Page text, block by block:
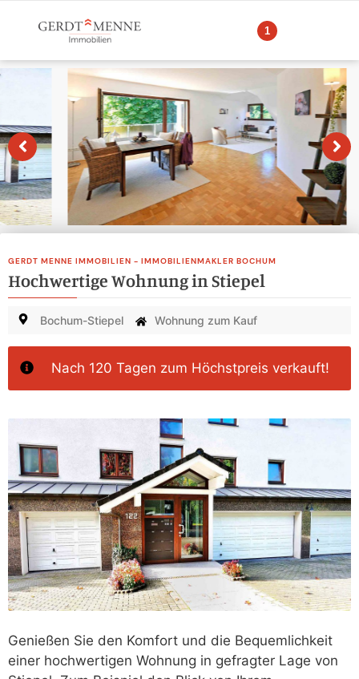
1
GERDT MENNE IMMOBILIEN - IMMOBILIENMAKLER BOCHUM
Hochwertige Wohnung in Stiepel
Bochum-Stiepel Wohnung zum Kauf
Nach 120 Tagen ‭zum Höchstpreis verkauft!
Genießen Sie den Komfort und die Bequemlichkeit
einer hochwertigen Wohnung in gefragter Lage von